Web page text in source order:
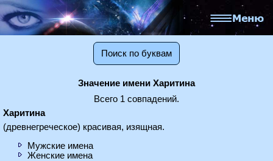
Поиск по буквам
Значение имени Харитина
Всего 1 совпадений.
Харитина
(древнегреческое) красивая, изящная.
Мужские имена
Женские имена